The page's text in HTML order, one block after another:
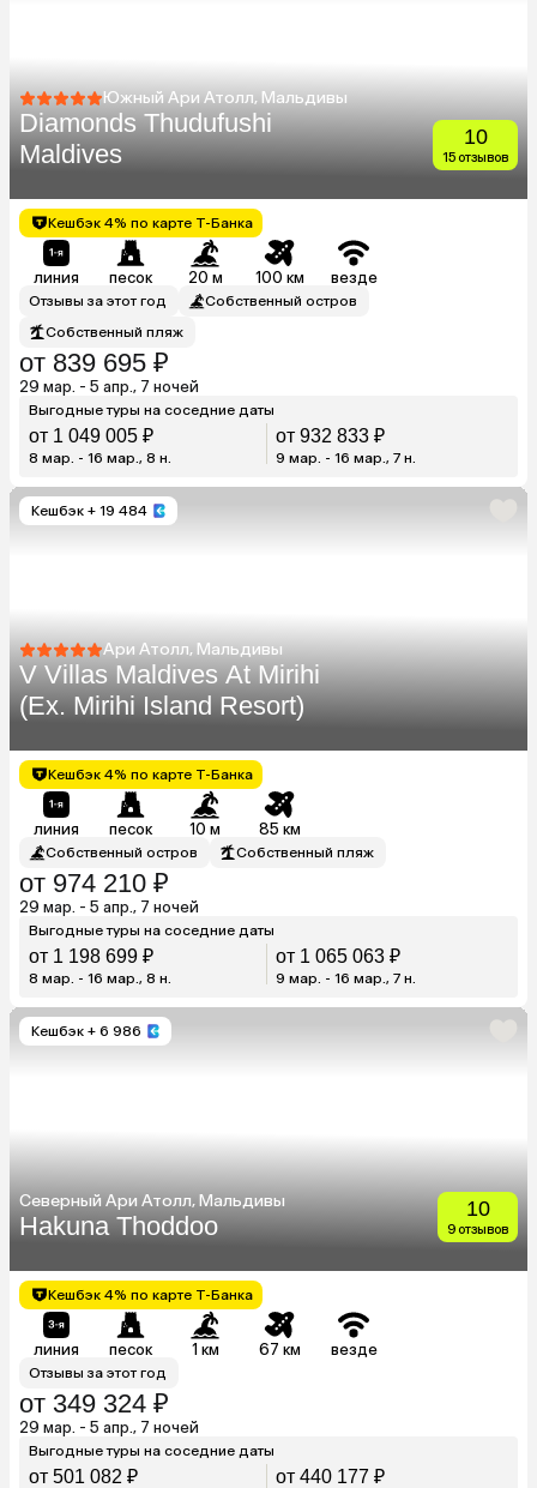
Южный Ари Атолл, Мальдивы
Diamonds Thudufushi
Maldives
10
15 отзывов
Кешбэк 4% по карте Т-Банка
линия песок 20 м 100 км везде
Отзывы за этот год
Собственный остров
Собственный пляж
от 839 695 ₽
29 мар. - 5 апр., 7 ночей
Выгодные туры на соседние даты
от 1 049 005 ₽
8 мар. - 16 мар., 8 н.
от 932 833 ₽
9 мар. - 16 мар., 7 н.
Кешбэк + 19 484
Ари Атолл, Мальдивы
V Villas Maldives At Mirihi
(Ex. Mirihi Island Resort)
Кешбэк 4% по карте Т-Банка
линия песок 10 м 85 км
Собственный остров Собственный пляж
от 974 210 ₽
29 мар. - 5 апр., 7 ночей
Выгодные туры на соседние даты
от 1 198 699 ₽
8 мар. - 16 мар., 8 н.
от 1 065 063 ₽
9 мар. - 16 мар., 7 н.
Кешбэк + 6 986
Северный Ари Атолл, Мальдивы
Hakuna Thoddoo
10
9 отзывов
Кешбэк 4% по карте Т-Банка
линия песок 1 км 67 км везде
Отзывы за этот год
от 349 324 ₽
29 мар. - 5 апр., 7 ночей
Выгодные туры на соседние даты
от 501 082 ₽ от 440 177 ₽